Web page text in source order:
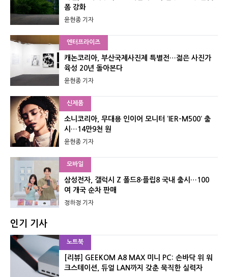
폼 강화
윤현종 기자
엔터프라이즈
캐논코리아, 부산국제사진제 특별전…젊은 사진가
육성 20년 돌아본다
윤현종 기자
신제품
소니코리아, 무대용 인이어 모니터 ‘IER-M500’ 출
시…14만9천 원
윤현종 기자
모바일
삼성전자, 갤럭시 Z 폴드8·플립8 국내 출시…100
여 개국 순차 판매
정하정 기자
인기 기사
노트북
[리뷰] GEEKOM A8 MAX 미니 PC: 손바닥 위 워
크스테이션, 듀얼 LAN까지 갖춘 묵직한 실력자